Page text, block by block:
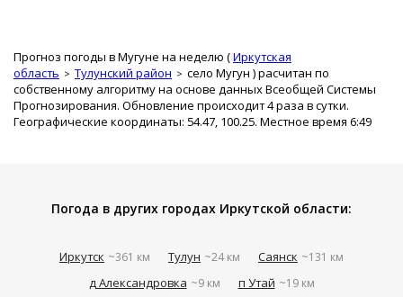
Прогноз погоды в Мугуне на неделю (Иркутская
область
Тулунский район село Мугун ) расчитан по
собственному алгоритму на основе данных Всеобщей Системы
Прогнозирования. Обновление происходит 4 раза в сутки.
Географические координаты: 54.47, 100.25. Местное время 6:49
Погода в других городах Иркутской области:
Иркутск ~361 км Тулун ~24 км Саянск ~131 км
д Александровка ~9 км п Утай ~19 км